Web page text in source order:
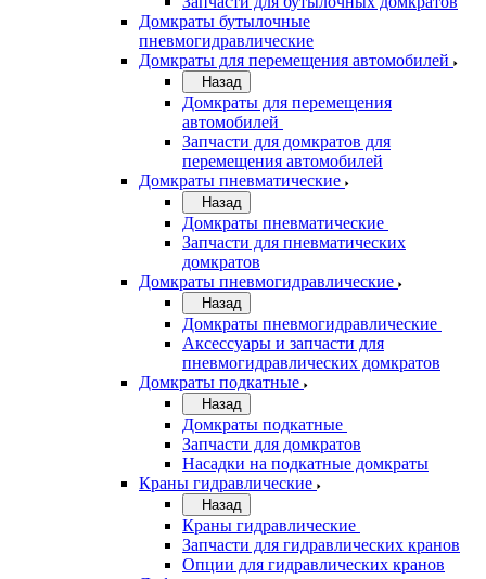
Домкраты бутылочные
пневмогидравлические
Домкраты для перемещения автомобилей
Назад
Домкраты для перемещения
автомобилей
Запчасти для домкратов для
перемещения автомобилей
Домкраты пневматические
Назад
Домкраты пневматические
Запчасти для пневматических
домкратов
Домкраты пневмогидравлические
Назад
Домкраты пневмогидравлические
Аксессуары и запчасти для
пневмогидравлических домкратов
Домкраты подкатные
Назад
Домкраты подкатные
Запчасти для домкратов
Насадки на подкатные домкраты
Краны гидравлические
Назад
Краны гидравлические
Запчасти для гидравлических кранов
Опции для гидравлических кранов